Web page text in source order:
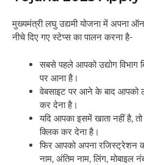
मुख्यमंत्री लघु उद्यमी योजना में अपना
नीचे दिए गए स्टेप्स का पालन करना है-
सबसे पहले आपको उद्योग विभाग
पर आना है।
वेबसाइट पर आने के बाद आपको
कर देना है।
यदि आपका इसमें खाता नहीं है,
क्लिक कर देना है।
फिर आपको अपना रजिस्ट्रेशन
नाम, अंतिम नाम, लिंग, मोबाइल